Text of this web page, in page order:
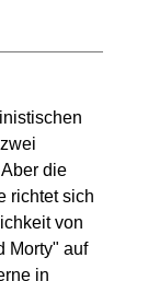
die
richtet sich
von
Morty" auf
in